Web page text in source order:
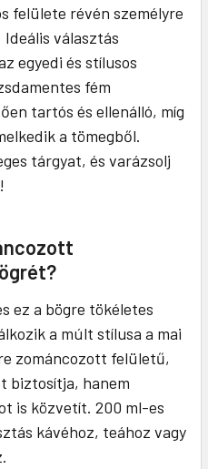
felülete révén személyre
választás
egyedi és stílusos
fém
tartós és ellenálló, míg
a tömegből.
tárgyat, és varázsolj
ez a bögre tökéletes
a múlt stílusa a mai
zománcozott felületű,
biztosítja, hanem
is közvetít. 200 ml-es
kávéhoz, teához vagy